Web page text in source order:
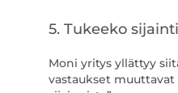
5. Tukeeko
Moni yritys yllättyy
vastaukset muuttavat